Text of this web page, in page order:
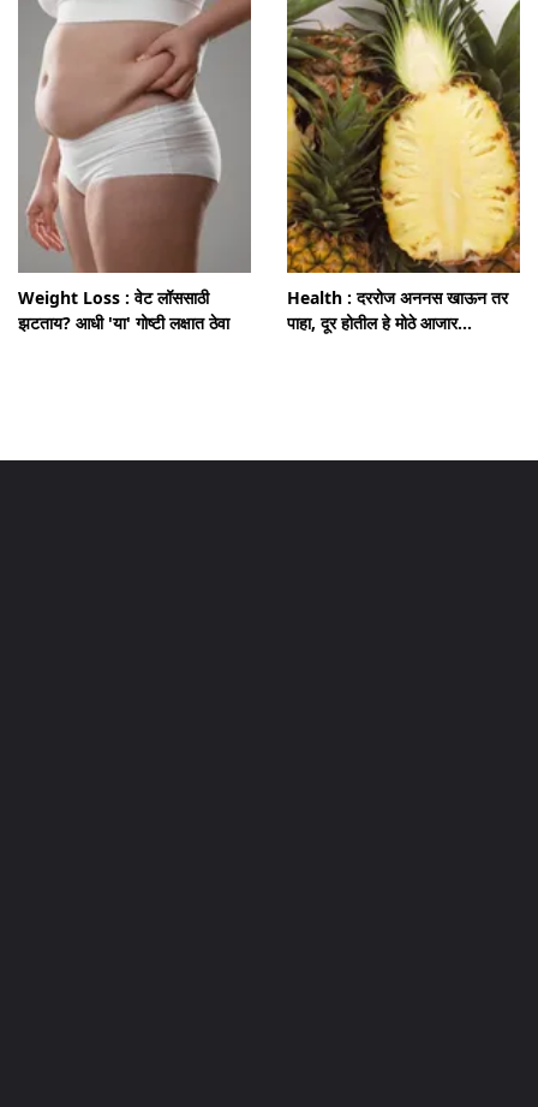
Weight Loss : वेट लॉससाठी
झटताय? आधी 'या' गोष्टी लक्षात ठेवा
Health : दररोज अननस खाऊन तर
पाहा, दूर होतील हे मोठे आजार...